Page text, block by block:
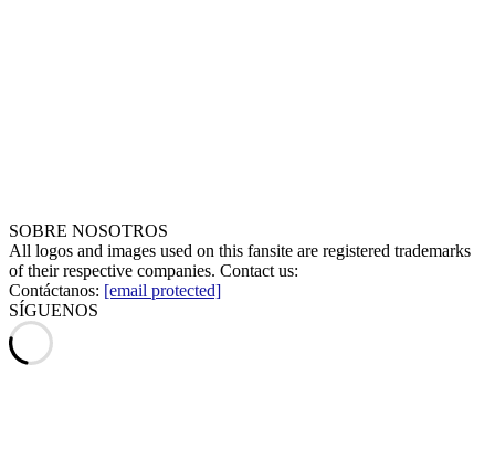
SOBRE NOSOTROS
All logos and images used on this fansite are registered trademarks
of their respective companies. Contact us:
Contáctanos: [email protected]
SÍGUENOS